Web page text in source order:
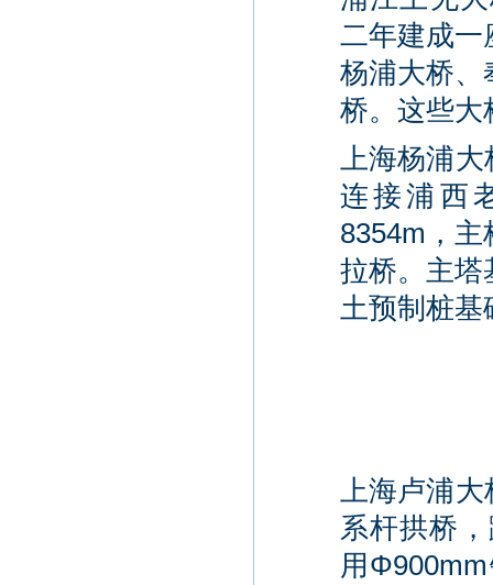
二年建成一
杨浦大桥、
桥。这些大
上海杨浦大
连接浦西
8354m，
拉桥。主塔
土预制桩基
上海卢浦大
系杆拱桥
用